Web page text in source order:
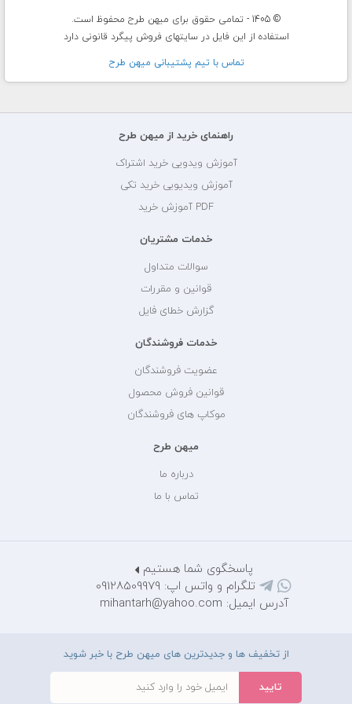
© 1405 - تمامی حقوق برای میهن طرح محفوظ است.
استفاده از این فایل در سایتهای فروش پیگرد قانونی دارد
تماس با تيم پشتيبانی ميهن طرح
راهنمای خرید از میهن طرح
آموزش ویدویی خرید اشتراک
آموزش ویدیویی خرید تکی
PDF آموزش خرید
خدمات مشتریان
سوالات متداول
قوانین و مقررات
گزارش خطای فایل
خدمات فروشندگان
عضویت فروشندگان
قوانین فروش محصول
موکاپ های فروشندگان
میهن طرح
درباره ما
تماس با ما
پاسخگوی شما هستیم
تلگرام و واتس اپ: 09128509979
آدرس ایمیل: mihantarh@yahoo.com
از تخفیف ها و جدیدترین های میهن طرح با خبر شوید